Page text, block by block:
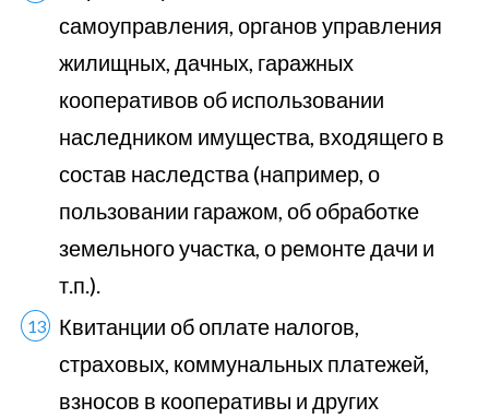
самоуправления, органов управления
жилищных, дачных, гаражных
кооперативов об использовании
наследником имущества, входящего в
состав наследства (например, о
пользовании гаражом, об обработке
земельного участка, о ремонте дачи и
т.п.).
Квитанции об оплате налогов,
страховых, коммунальных платежей,
взносов в кооперативы и других